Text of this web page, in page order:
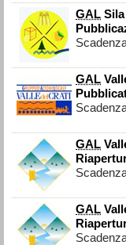
GAL
GAL
GAL
GAL